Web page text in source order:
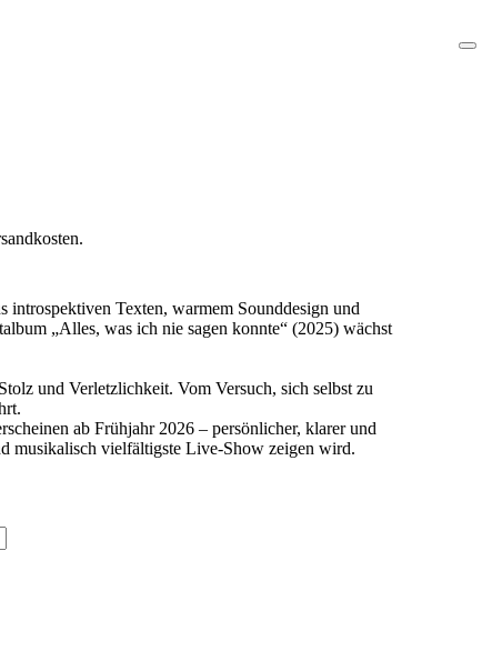
introspektiven Texten, warmem Sounddesign und
„Alles, was ich nie sagen konnte“ (2025) wächst
und Verletzlichkeit. Vom Versuch, sich selbst zu
ab Frühjahr 2026 – persönlicher, klarer und
musikalisch vielfältigste Live-Show zeigen wird.